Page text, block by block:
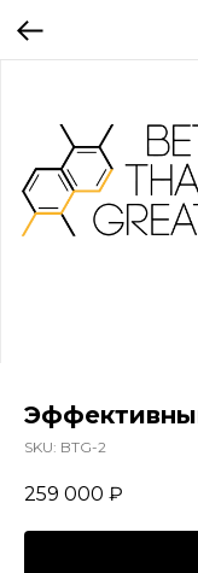
SKU: BTG-2
259 000 ₽